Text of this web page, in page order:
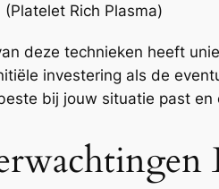
(Platelet Rich Plasma)
deze technieken heeft
investering als de
bij jouw situatie past en